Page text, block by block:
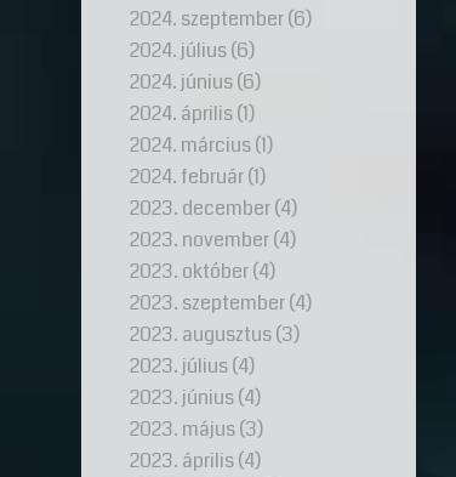
2024. szeptember(6)
2024. július(6)
2024. június(6)
2024. április(1)
2024. március(1)
2024. február(1)
2023. december(4)
2023. november(4)
2023. október(4)
2023. szeptember(4)
2023. augusztus(3)
2023. július(4)
2023. június(4)
2023. május(3)
2023. április(4)